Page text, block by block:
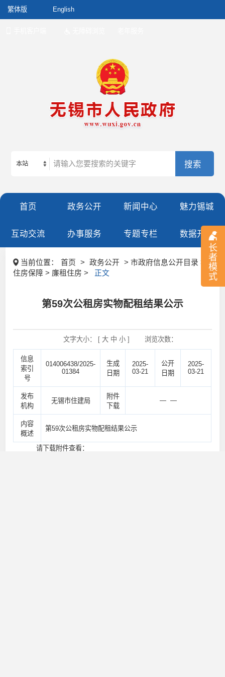
繁体版 English
长
者
模
式
本站
首页 政务公开 新闻中心 魅力锡城
互动交流 办事服务 专题专栏 数据开放
当前位置： 首页 > 政务公开
> 市政府信息公开目录 >
住房保障 > 廉租住房 >
正文
第59次公租房实物配租结果公示
文字大小： [ 大 中 小] 浏览次数：
信息
索引
号
014006438/2025-
01384
生成
日期
2025-
03-21
公开
日期
2025-
03-21
发布
机构
无锡市住建局
附件
下载
— —
内容
概述
第59次公租房实物配租结果公示
请下载附件查看：